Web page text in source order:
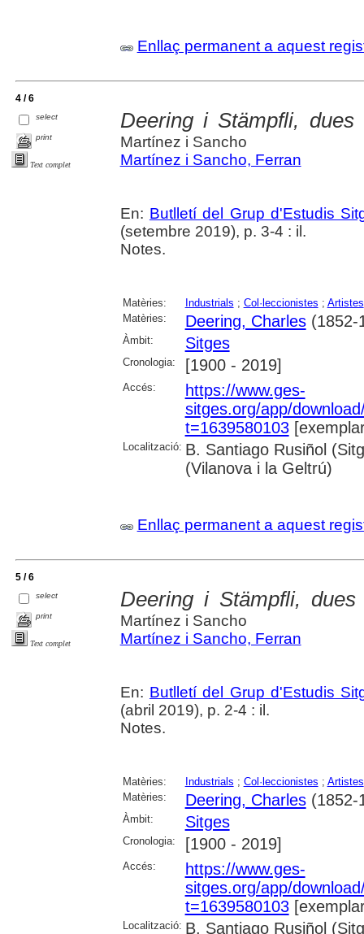
Enllaç permanent a aquest
4 / 6
select
print
Text complet
Deering i Stämpfli,
Martínez i Sancho
Martínez i Sancho, Ferran
En: Butlletí del Grup d'Estudis
(setembre 2019), p. 3-4 : il.
Notes.
Matèries: Industrials ; Col·leccionistes ; Artistes
Matèries:
Deering, Charles(1852-
Àmbit: Sitges
Cronologia: [1900 - 2019]
Accés:
https://www.ges-
sitges.org/app/
t=1639580103
Localització: B. Santiago Rusiñol
(Vilanova i la Geltrú)
Enllaç permanent a aquest
5 / 6
select
print
Text complet
Deering i Stämpfli,
Martínez i Sancho
Martínez i Sancho, Ferran
En: Butlletí del Grup d'Estudis
(abril 2019), p. 2-4 : il.
Notes.
Matèries: Industrials ; Col·leccionistes ; Artistes
Matèries:
Deering, Charles(1852-
Àmbit: Sitges
Cronologia: [1900 - 2019]
Accés:
https://www.ges-
sitges.org/app/
t=1639580103
Localització: B. Santiago Rusiñol